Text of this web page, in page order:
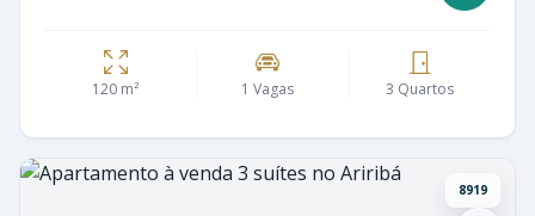
120 m² 1 Vagas 3 Quartos
8919